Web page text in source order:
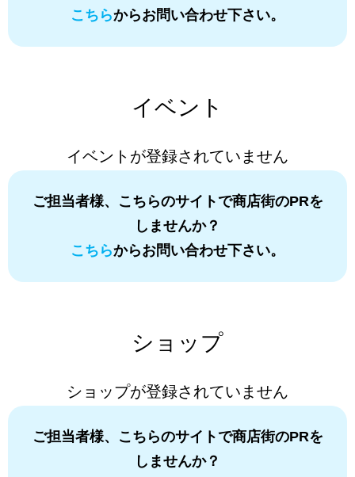
こちらからお問い合わせ下さい。
イベント
イベントが登録されていません
ご担当者様、こちらのサイトで商店街のPRを
しませんか？
こちらからお問い合わせ下さい。
ショップ
ショップが登録されていません
ご担当者様、こちらのサイトで商店街のPRを
しませんか？